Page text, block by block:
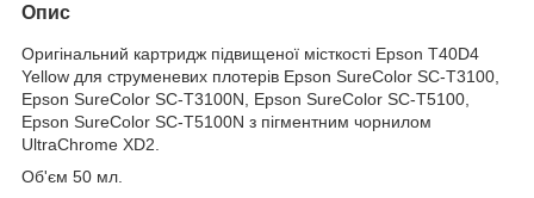
Опис
Оригінальний картридж підвищеної місткості Epson T40D4
Yellow для струменевих плотерів Epson SureColor SC-T3100,
Epson SureColor SC-T3100N, Epson SureColor SC-T5100,
Epson SureColor SC-T5100N з пігментним чорнилом
UltraChrome XD2
Об'єм 50 мл.